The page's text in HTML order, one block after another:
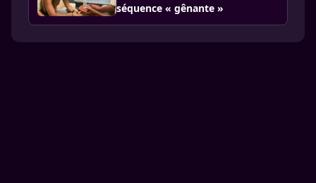
séquence « gênante »